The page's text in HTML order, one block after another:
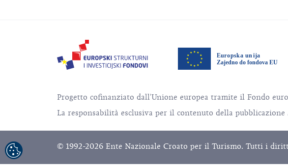
Progetto cofinanziato dall'Unione europea tramite il Fondo
La responsabilità esclusiva per il contenuto della
© 1992-2026 Ente Nazionale Croato per il Turismo. Tutti i